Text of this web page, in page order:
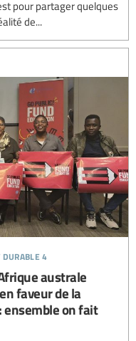
pour partager quelques
de...
4
australe
faveur de la
ensemble on fait